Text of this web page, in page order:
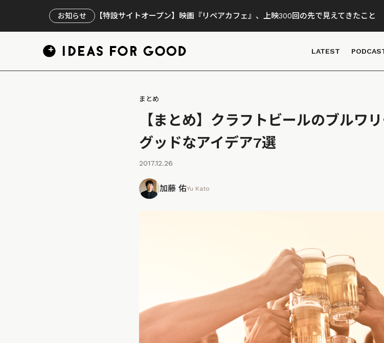
お知らせ 【特設サイトオープン】映画『リペアカフェ』、上映300回の先で見えてきたこと
LATEST
まとめ
【まとめ】クラフトビールのブルワ
グッドなアイデア7選
2017.12.26
加藤 佑Yu Kato